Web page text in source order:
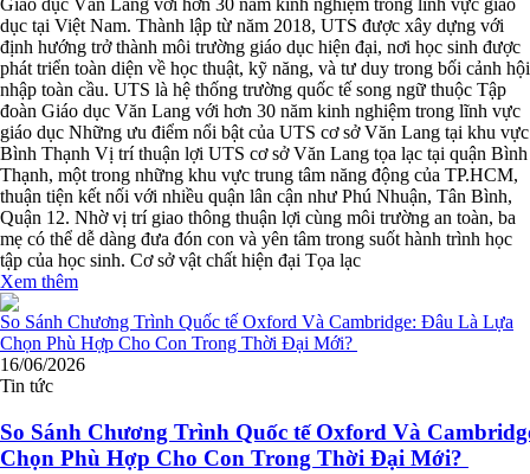
Giáo dục Văn Lang với hơn 30 năm kinh nghiệm trong lĩnh vực giáo
dục tại Việt Nam. Thành lập từ năm 2018, UTS được xây dựng với
định hướng trở thành môi trường giáo dục hiện đại, nơi học sinh được
phát triển toàn diện về học thuật, kỹ năng, và tư duy trong bối cảnh hội
nhập toàn cầu. UTS là hệ thống trường quốc tế song ngữ thuộc Tập
đoàn Giáo dục Văn Lang với hơn 30 năm kinh nghiệm trong lĩnh vực
giáo dục Những ưu điểm nổi bật của UTS cơ sở Văn Lang tại khu vực
Bình Thạnh Vị trí thuận lợi UTS cơ sở Văn Lang tọa lạc tại quận Bình
Thạnh, một trong những khu vực trung tâm năng động của TP.HCM,
thuận tiện kết nối với nhiều quận lân cận như Phú Nhuận, Tân Bình,
Quận 12. Nhờ vị trí giao thông thuận lợi cùng môi trường an toàn, ba
mẹ có thể dễ dàng đưa đón con và yên tâm trong suốt hành trình học
tập của học sinh. Cơ sở vật chất hiện đại Tọa lạc
Xem thêm
16/06/2026
Tin tức
So Sánh Chương Trình Quốc tế Oxford Và
Chọn Phù Hợp Cho Con Trong Thời Đại Mới?